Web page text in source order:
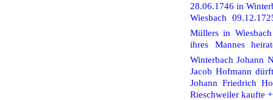
28.06.1746 in
Wiesbach
Müllers in
ihres Mannes
Winterbach Jo­hann
Ja­cob Hofmann
Johann Friedrich
Rieschweiler kaufte